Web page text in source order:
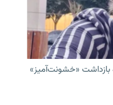
بازداشت «خشونت‌آمیز»